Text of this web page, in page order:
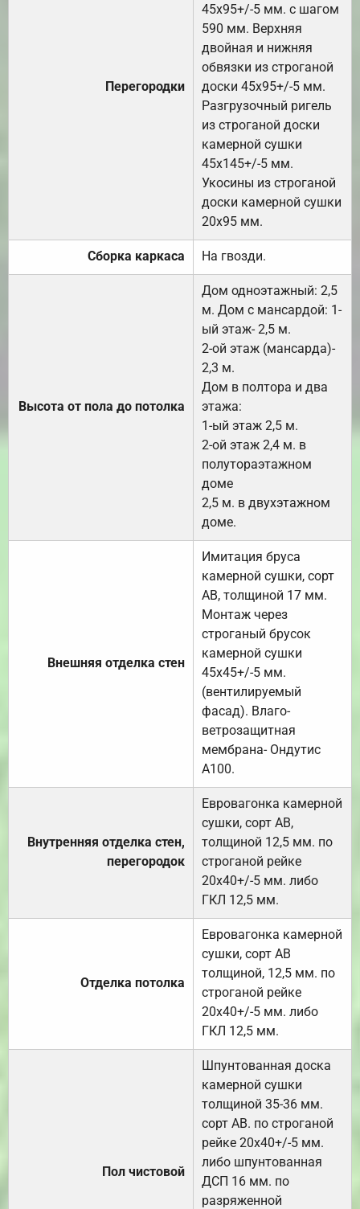
Перегородки
45х95+/-5 мм. с шагом
590 мм. Верхняя
двойная и нижняя
обвязки из строганой
доски 45х95+/-5 мм.
Разгрузочный ригель
из строганой доски
камерной сушки
45х145+/-5 мм.
Укосины из строганой
доски камерной сушки
20х95 мм.
Сборка каркаса На гвозди.
Высота от пола до потолка
Дом одноэтажный: 2,5
м. Дом с мансардой: 1-
ый этаж- 2,5 м.
2-ой этаж (мансарда)-
2,3 м.
Дом в полтора и два
этажа:
1-ый этаж 2,5 м.
2-ой этаж 2,4 м. в
полутораэтажном
доме
2,5 м. в двухэтажном
доме.
Внешняя отделка стен
Имитация бруса
камерной сушки, сорт
АВ, толщиной 17 мм.
Монтаж через
строганый брусок
камерной сушки
45х45+/-5 мм.
(вентилируемый
фасад). Влаго-
ветрозащитная
мембрана- Ондутис
А100.
Внутренняя отделка стен,
перегородок
Евровагонка камерной
сушки, сорт АВ,
толщиной 12,5 мм. по
строганой рейке
20х40+/-5 мм. либо
ГКЛ 12,5 мм.
Отделка потолка
Евровагонка камерной
сушки, сорт АВ
толщиной, 12,5 мм. по
строганой рейке
20х40+/-5 мм. либо
ГКЛ 12,5 мм.
Пол чистовой
Шпунтованная доска
камерной сушки
толщиной 35-36 мм.
сорт АВ. по строганой
рейке 20х40+/-5 мм.
либо шпунтованная
ДСП 16 мм. по
разряженной